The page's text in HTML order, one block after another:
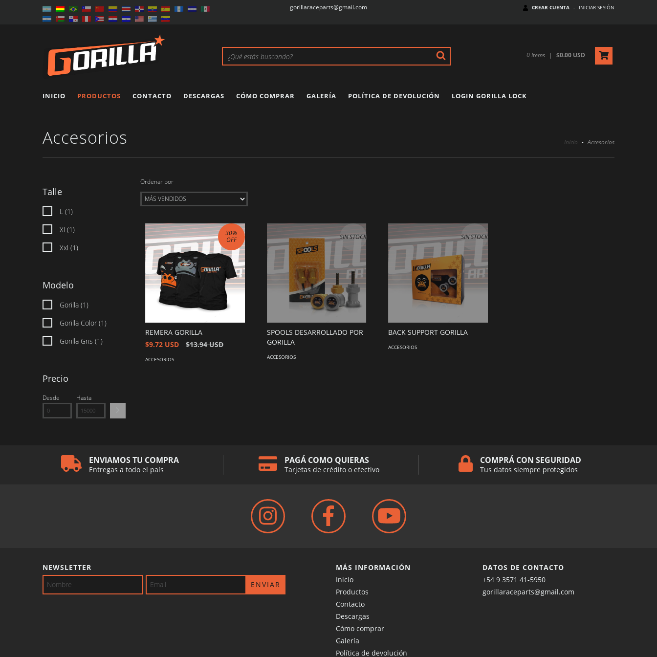
gorillaraceparts@gmail.com CREAR CUENTA - INICIAR SESIÓN
0Items | $0.00 USD
INICIO PRODUCTOS CONTACTO DESCARGAS CÓMO COMPRAR GALERÍA POLÍTICA DE DEVOLUCIÓN LOGIN GORILLA LOCK
Accesorios Inicio - Accesorios
Talle
L (1)
Xl (1)
Xxl (1)
Modelo
Gorilla (1)
Gorilla Color (1)
Gorilla Gris (1)
Precio
Desde Hasta
Ordenar por
30%
OFF
REMERA GORILLA
$9.72 USD
$13.94 USD
ACCESORIOS
SIN STOCK
SPOOLS DESARROLLADO POR
GORILLA
ACCESORIOS
SIN STOCK
BACK SUPPORT GORILLA
ACCESORIOS
ENVIAMOS TU COMPRA
Entregas a todo el país
PAGÁ COMO QUIERAS
Tarjetas de crédito o efectivo
COMPRÁ CON SEGURIDAD
Tus datos siempre protegidos
NEWSLETTER
MÁS INFORMACIÓN
Inicio
Productos
Contacto
Descargas
Cómo comprar
Galería
Política de devolución
DATOS DE CONTACTO
+54 9 3571 41-5950
gorillaraceparts@gmail.com